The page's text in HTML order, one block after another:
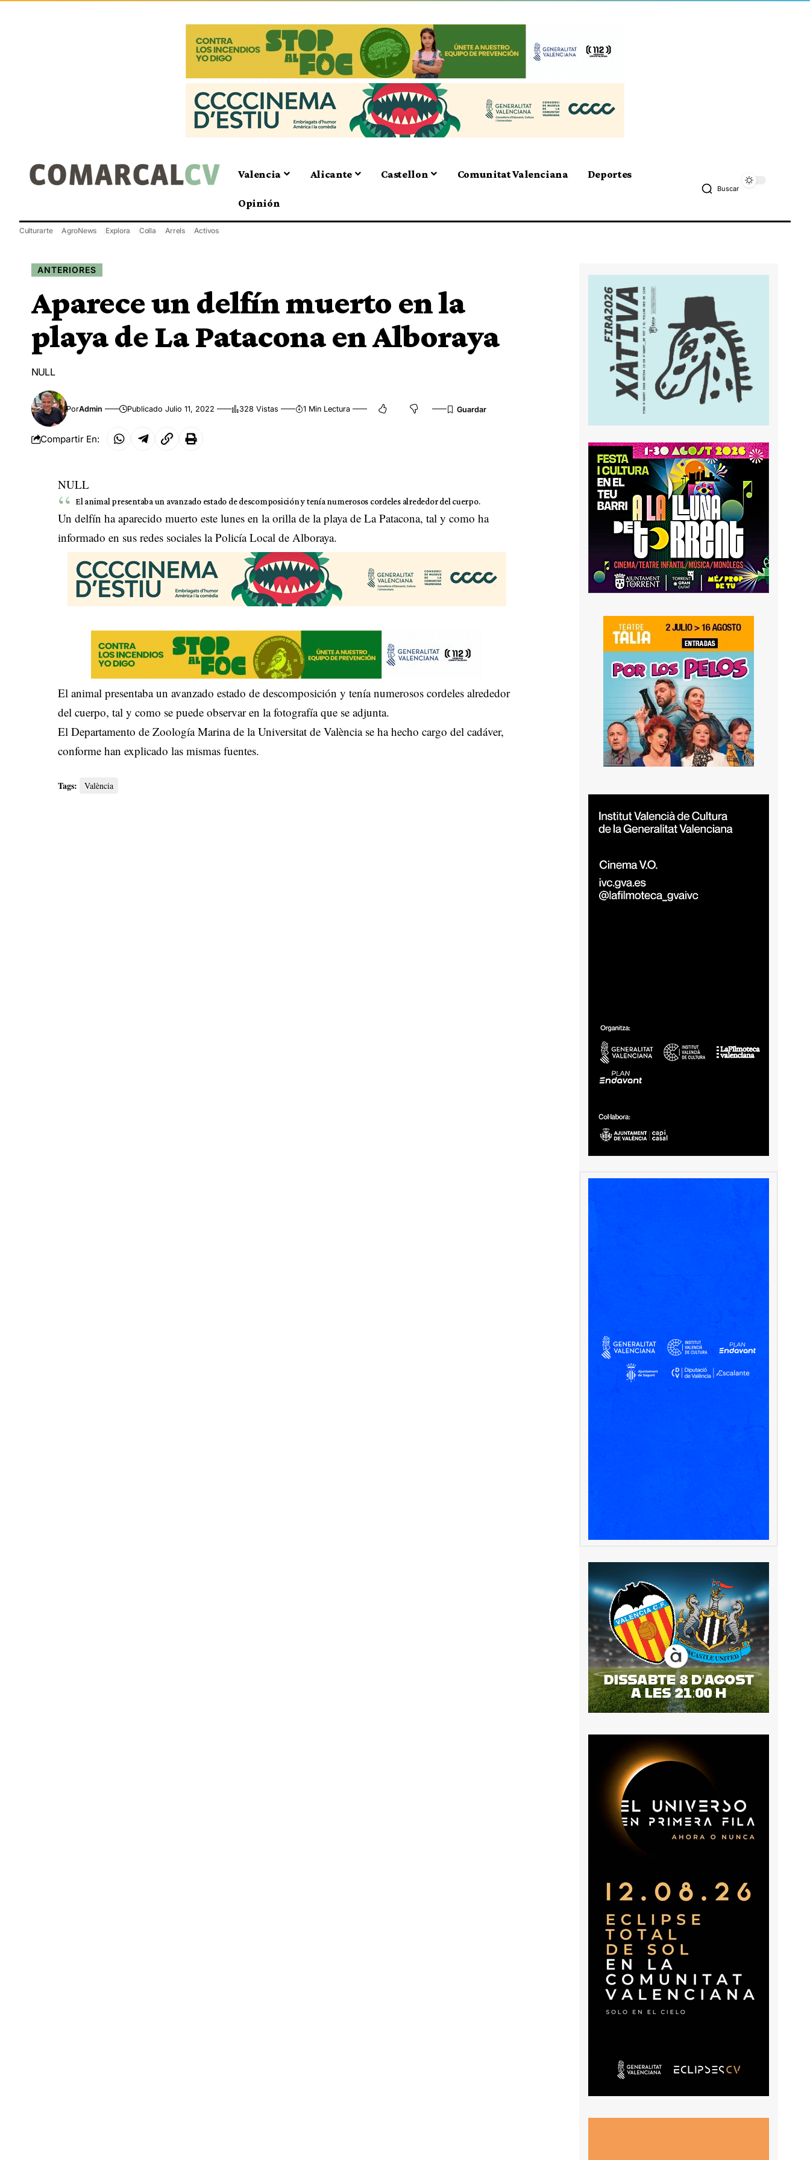
Valencia Alicante Castellon Comunitat Valenciana Deportes
Opinión
Buscar
Culturarte AgroNews Explora Colla Arrels Activos
ANTERIORES
Aparece un delfín muerto en la
playa de La Patacona en Alboraya
NULL
PorAdmin Publicado Julio 11, 2022 328 Vistas 1 Min Lectura
Compartir En:
NULL
El animal presentaba un avanzado estado de descomposición y tenía numerosos cordeles alrededor del cuerpo.
Un delfín ha aparecido muerto este lunes en la orilla de la playa de La Patacona, tal y como ha
informado en sus redes sociales la Policía Local de Alboraya.
El animal presentaba un avanzado estado de descomposición y tenía numerosos cordeles alrededor
del cuerpo, tal y como se puede observar en la fotografía que se adjunta.
El Departamento de Zoología Marina de la Universitat de València se ha hecho cargo del cadáver,
conforme han explicado las mismas fuentes.
Tags: València